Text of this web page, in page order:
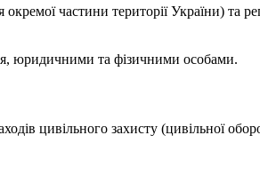
частини території України) та
юридичними та фізичними особами.
цивільного захисту (цивільної